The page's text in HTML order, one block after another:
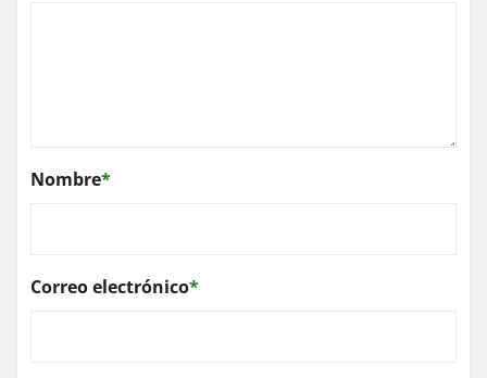
Nombre*
Correo electrónico*